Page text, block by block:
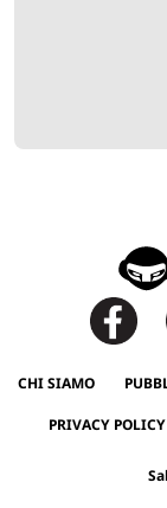
CHI SIAMO
PRIVACY POLICY